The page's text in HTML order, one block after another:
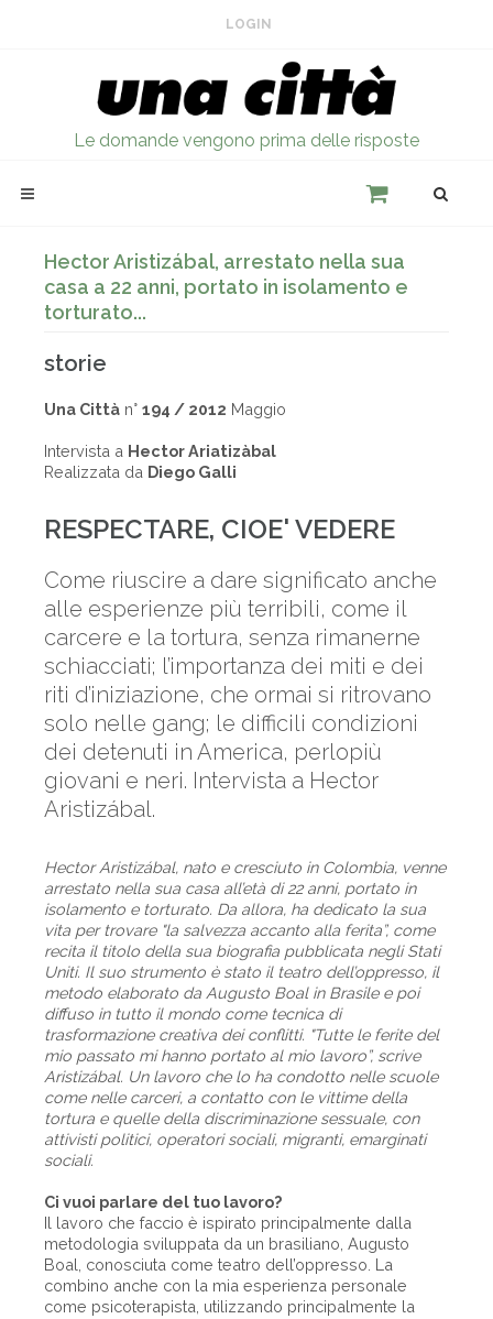
LOGIN
Le domande vengono prima delle risposte
Hector Aristizábal, arrestato nella sua
casa a 22 anni, portato in isolamento e
torturato...
storie
Una Città n° 194 / 2012 Maggio
Intervista a Hector Ariatizàbal
Realizzata da Diego Galli
RESPECTARE, CIOE' VEDERE
Come riuscire a dare significato anche
alle esperienze più terribili, come il
carcere e la tortura, senza rimanerne
schiacciati; l’importanza dei miti e dei
riti d’iniziazione, che ormai si ritrovano
solo nelle gang; le difficili condizioni
dei detenuti in America, perlopiù
giovani e neri. Intervista a Hector
Aristizábal.
Hector Aristizábal, nato e cresciuto in Colombia, venne
arrestato nella sua casa all’età di 22 anni, portato in
isolamento e torturato. Da allora, ha dedicato la sua
vita per trovare "la salvezza accanto alla ferita”, come
recita il titolo della sua biografia pubblicata negli Stati
Uniti. Il suo strumento è stato il teatro dell’oppresso, il
metodo elaborato da Augusto Boal in Brasile e poi
diffuso in tutto il mondo come tecnica di
trasformazione creativa dei conflitti. "Tutte le ferite del
mio passato mi hanno portato al mio lavoro”, scrive
Aristizábal. Un lavoro che lo ha condotto nelle scuole
come nelle carceri, a contatto con le vittime della
tortura e quelle della discriminazione sessuale, con
attivisti politici, operatori sociali, migranti, emarginati
sociali.
Ci vuoi parlare del tuo lavoro?
Il lavoro che faccio è ispirato principalmente dalla
metodologia sviluppata da un brasiliano, Augusto
Boal, conosciuta come teatro dell’oppresso. La
combino anche con la mia esperienza personale
come psicoterapista, utilizzando principalmente la